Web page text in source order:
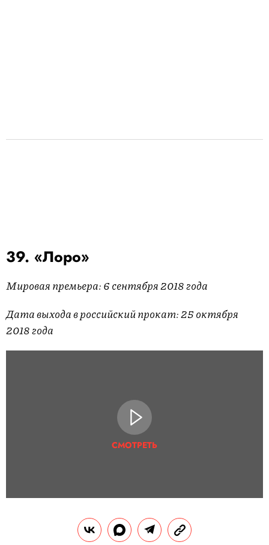
39. «Лоро»
Мировая премьера: 6 сентября 2018 года
Дата выхода в российский прокат: 25 октября
2018 года
СМОТРЕТЬ
Памятник ускользающей красоте — потому что
после Паоло Соррентино и #MeToo снимать